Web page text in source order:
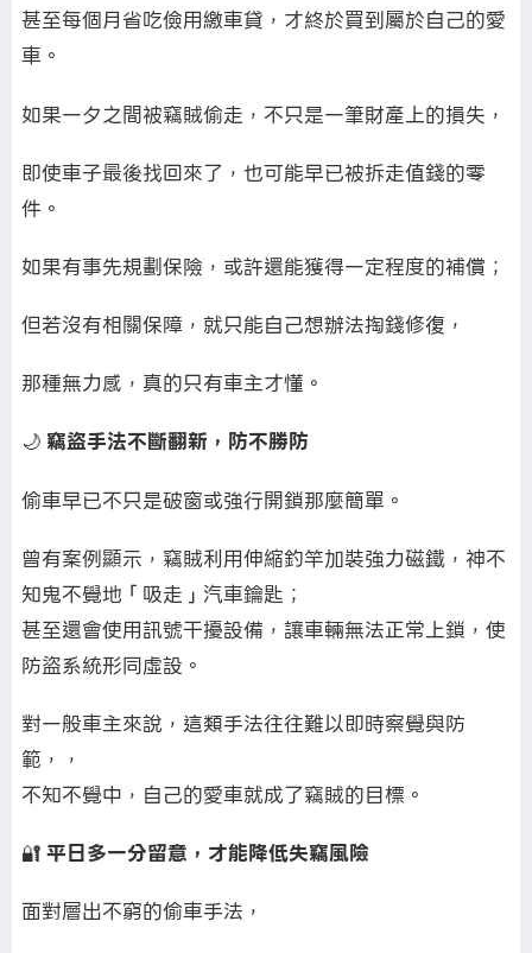
甚至每個月省吃儉用繳車貸，才終於買到屬於自己的愛
車。
如果一夕之間被竊賊偷走，不只是一筆財產上的損失，
即使車子最後找回來了，也可能早已被拆走值錢的零
件。
如果有事先規劃保險，或許還能獲得一定程度的補償；
但若沒有相關保障，就只能自己想辦法掏錢修復，
那種無力感，真的只有車主才懂。
🌙 竊盜手法不斷翻新，防不勝防
偷車早已不只是破窗或強行開鎖那麼簡單。
曾有案例顯示，竊賊利用伸縮釣竿加裝強力磁鐵，神不
知鬼不覺地「吸走」汽車鑰匙；
甚至還會使用訊號干擾設備，讓車輛無法正常上鎖，使
防盜系統形同虛設。
對一般車主來說，這類手法往往難以即時察覺與防
範，，
不知不覺中，自己的愛車就成了竊賊的目標。
🔐 平日多一分留意，才能降低失竊風險
面對層出不窮的偷車手法，